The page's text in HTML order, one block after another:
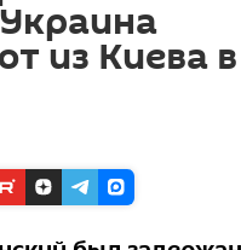
из Киева в